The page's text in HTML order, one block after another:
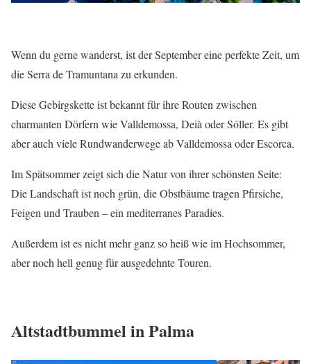
Wenn du gerne wanderst, ist der September eine perfekte Zeit, um
die Serra de Tramuntana zu erkunden.
Diese Gebirgskette ist bekannt für ihre Routen zwischen
charmanten Dörfern wie Valldemossa, Deià oder Sóller. Es gibt
aber auch viele Rundwanderwege ab Valldemossa oder Escorca.
Im Spätsommer zeigt sich die Natur von ihrer schönsten Seite:
Die Landschaft ist noch grün, die Obstbäume tragen Pfirsiche,
Feigen und Trauben – ein mediterranes Paradies.
Außerdem ist es nicht mehr ganz so heiß wie im Hochsommer,
aber noch hell genug für ausgedehnte Touren.
Altstadtbummel in Palma